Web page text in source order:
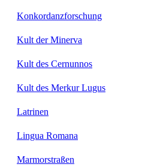
Konkordanzforschung
Kult der Minerva
Kult des Cernunnos
Kult des Merkur Lugus
Latrinen
Lingua Romana
Marmorstraßen